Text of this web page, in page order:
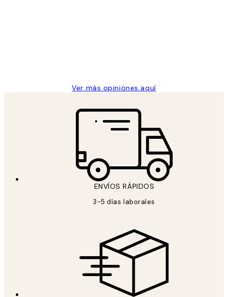
Ver más opiniones aquí
ENVÍOS RÁPIDOS
3-5 días laborales